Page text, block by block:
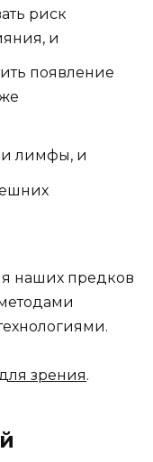
риск
и
появление
лимфы, и
наших предков
зрения.